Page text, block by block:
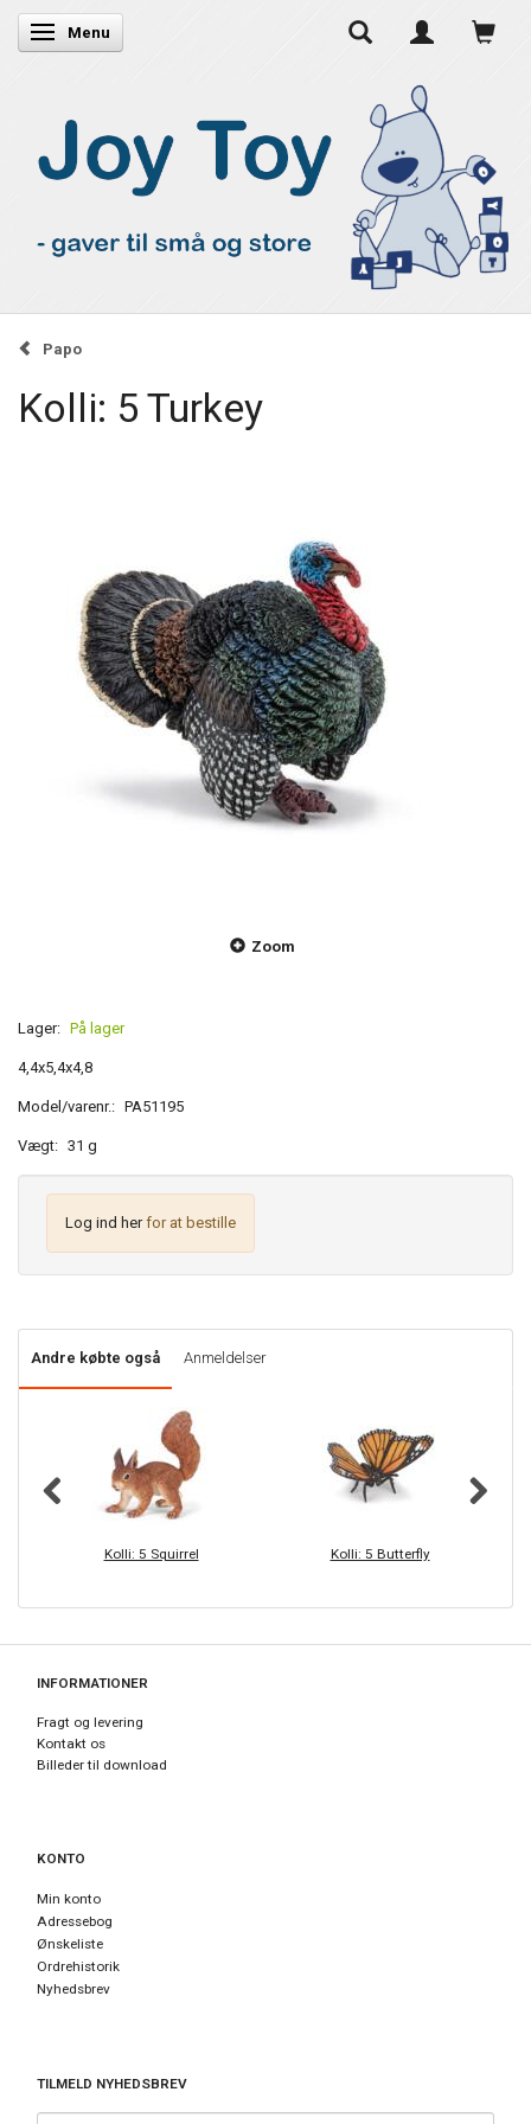
Skifte navigation
Menu
Papo
Kolli: 5 Turkey
Zoom
Lager: På lager
4,4x5,4x4,8
Model/varenr.: PA51195
Vægt: 31 g
Log ind herfor at bestille
Andre købte også Anmeldelser
Kolli: 5 Squirrel Kolli: 5 Butterfly
INFORMATIONER
Fragt og levering
Kontakt os
Billeder til download
KONTO
Min konto
Adressebog
Ønskeliste
Ordrehistorik
Nyhedsbrev
TILMELD NYHEDSBREV